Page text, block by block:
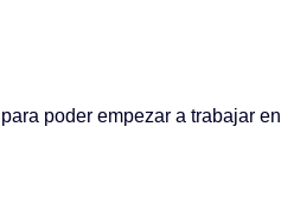
poder empezar a trabajar en